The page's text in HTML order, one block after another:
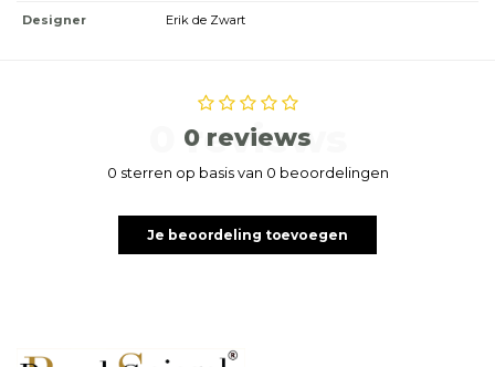
Designer Erik de Zwart
0 reviews
0 reviews
0 sterren op basis van 0 beoordelingen
Je beoordeling toevoegen